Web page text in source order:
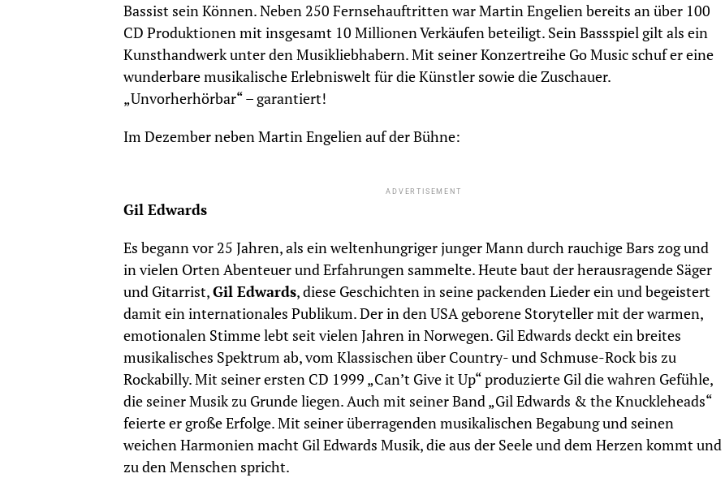
Bassist sein Können. Neben 250 Fernsehauftritten war Martin Engelien bereits an über 100
CD Produktionen mit insgesamt 10 Millionen Verkäufen beteiligt. Sein Bassspiel gilt als ein
Kunsthandwerk unter den Musikliebhabern. Mit seiner Konzertreihe Go Music schuf er eine
wunderbare musikalische Erlebniswelt für die Künstler sowie die Zuschauer.
„Unvorherhörbar“ – garantiert!
Im Dezember neben Martin Engelien auf der Bühne:
ADVERTISEMENT
Gil Edwards
Es begann vor 25 Jahren, als ein weltenhungriger junger Mann durch rauchige Bars zog und
in vielen Orten Abenteuer und Erfahrungen sammelte. Heute baut der herausragende Säger
und Gitarrist,Gil Edwards, diese Geschichten in seine packenden Lieder ein und begeistert
damit ein internationales Publikum. Der in den USA geborene Storyteller mit der warmen,
emotionalen Stimme lebt seit vielen Jahren in Norwegen. Gil Edwards deckt ein breites
musikalisches Spektrum ab, vom Klassischen über Country- und Schmuse-Rock bis zu
Rockabilly. Mit seiner ersten CD 1999 „Can’t Give it Up“ produzierte Gil die wahren Gefühle,
die seiner Musik zu Grunde liegen. Auch mit seiner Band „Gil Edwards & the Knuckleheads“
feierte er große Erfolge. Mit seiner überragenden musikalischen Begabung und seinen
weichen Harmonien macht Gil Edwards Musik, die aus der Seele und dem Herzen kommt und
zu den Menschen spricht.